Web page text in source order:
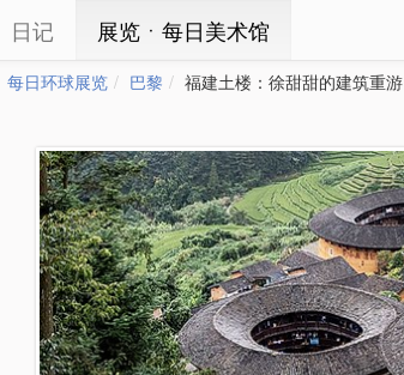
日记 展览ㆍ每日美术馆
每日环球展览 巴黎 福建土楼：徐甜甜的建筑重游